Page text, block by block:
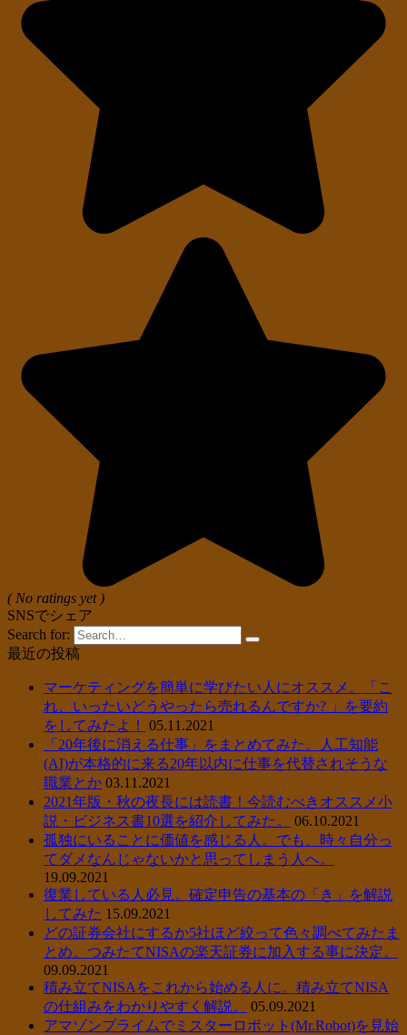
( No ratings yet )
SNSでシェア
Search for:
最近の投稿
マーケティングを簡単に学びたい人にオススメ。「こ
れ、いったいどうやったら売れるんですか? 」を要約
をしてみたよ！
05.11.2021
「20年後に消える仕事」をまとめてみた。人工知能
(AI)が本格的に来る20年以内に仕事を代替されそうな
職業とか 03.11.2021
2021年版・秋の夜長には読書！今読むべきオススメ小
説・ビジネス書10選を紹介してみた。
06.10.2021
孤独にいることに価値を感じる人。でも、時々自分っ
てダメなんじゃないかと思ってしまう人へ。
19.09.2021
復業している人必見。確定申告の基本の「き」を解説
してみた 15.09.2021
どの証券会社にするか5社ほど絞って色々調べてみたま
とめ。つみたてNISAの楽天証券に加入する事に決定。
09.09.2021
積み立てNISAをこれから始める人に。積み立てNISA
の仕組みをわかりやすく解説。
05.09.2021
アマゾンプライムでミスターロボット(Mr.Robot)を見始